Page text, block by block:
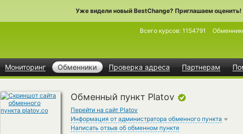
Уже видели новый BestChange? Приглашаем оценить!
Мониторинг Обменники Проверка адреса Партнерам
Всего курсов: 1154791
Обменный пункт Platov
Перейти на сайт Platov
Информация от администратора обменного пункта
Написать отзыв об обменном пункте